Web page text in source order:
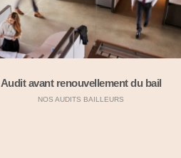
Audit avant renouvellement du bail
NOS AUDITS BAILLEURS